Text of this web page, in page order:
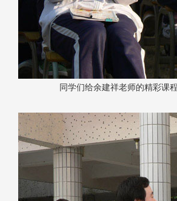
同学们给余建祥老师的精彩课